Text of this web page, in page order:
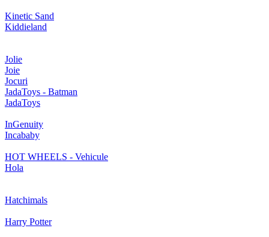
Kinetic Sand
Kiddieland
Jolie
Joie
Jocuri
JadaToys - Batman
JadaToys
InGenuity
Incababy
HOT WHEELS - Vehicule
Hola
Hatchimals
Harry Potter